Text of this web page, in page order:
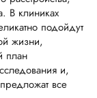
В клиниках
подойдут
жизни,
план
и,
все